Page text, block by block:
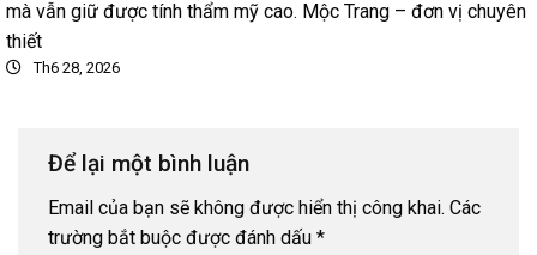
mà vẫn giữ được tính thẩm mỹ cao. Mộc Trang – đơn vị chuyên
thiết
Th6 28, 2026
Để lại một bình luận
Email của bạn sẽ không được hiển thị công khai. Các
trường bắt buộc được đánh dấu *